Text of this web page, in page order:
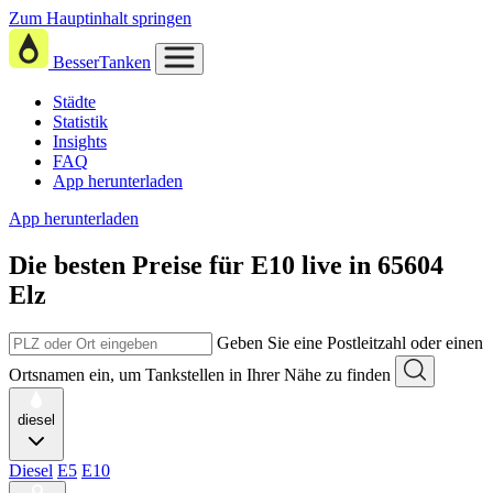
Zum Hauptinhalt springen
BesserTanken
Städte
Statistik
Insights
FAQ
App herunterladen
App herunterladen
Die besten Preise für E10 live in 65604
Elz
Geben Sie eine Postleitzahl oder einen
Ortsnamen ein, um Tankstellen in Ihrer Nähe zu finden
diesel
Diesel E5 E10